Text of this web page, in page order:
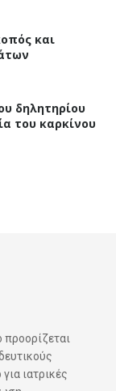
και
δηλητηρίου
του καρκίνου
προορίζεται
ιατρικές